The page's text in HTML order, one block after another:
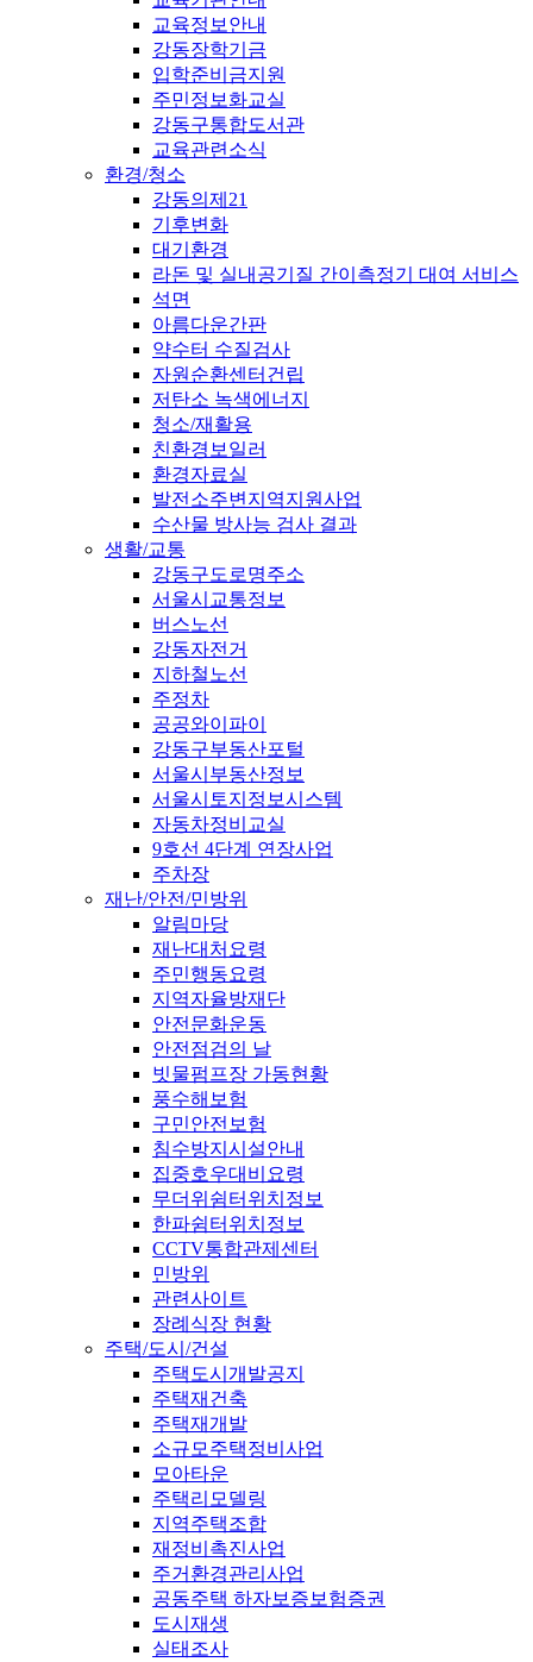
교육정보안내
강동장학기금
입학준비금지원
주민정보화교실
강동구통합도서관
교육관련소식
환경/청소
강동의제21
기후변화
대기환경
라돈 및 실내공기질 간이측정기 대여 서비스
석면
아름다운간판
약수터 수질검사
자원순환센터건립
저탄소 녹색에너지
청소/재활용
친환경보일러
환경자료실
발전소주변지역지원사업
수산물 방사능 검사 결과
생활/교통
강동구도로명주소
서울시교통정보
버스노선
강동자전거
지하철노선
주정차
공공와이파이
강동구부동산포털
서울시부동산정보
서울시토지정보시스템
자동차정비교실
9호선 4단계 연장사업
주차장
재난/안전/민방위
알림마당
재난대처요령
주민행동요령
지역자율방재단
안전문화운동
안전점검의 날
빗물펌프장 가동현황
풍수해보험
구민안전보험
침수방지시설안내
집중호우대비요령
무더위쉼터위치정보
한파쉼터위치정보
CCTV통합관제센터
민방위
관련사이트
장례식장 현황
주택/도시/건설
주택도시개발공지
주택재건축
주택재개발
소규모주택정비사업
모아타운
주택리모델링
지역주택조합
재정비촉진사업
주거환경관리사업
공동주택 하자보증보험증권
도시재생
실태조사